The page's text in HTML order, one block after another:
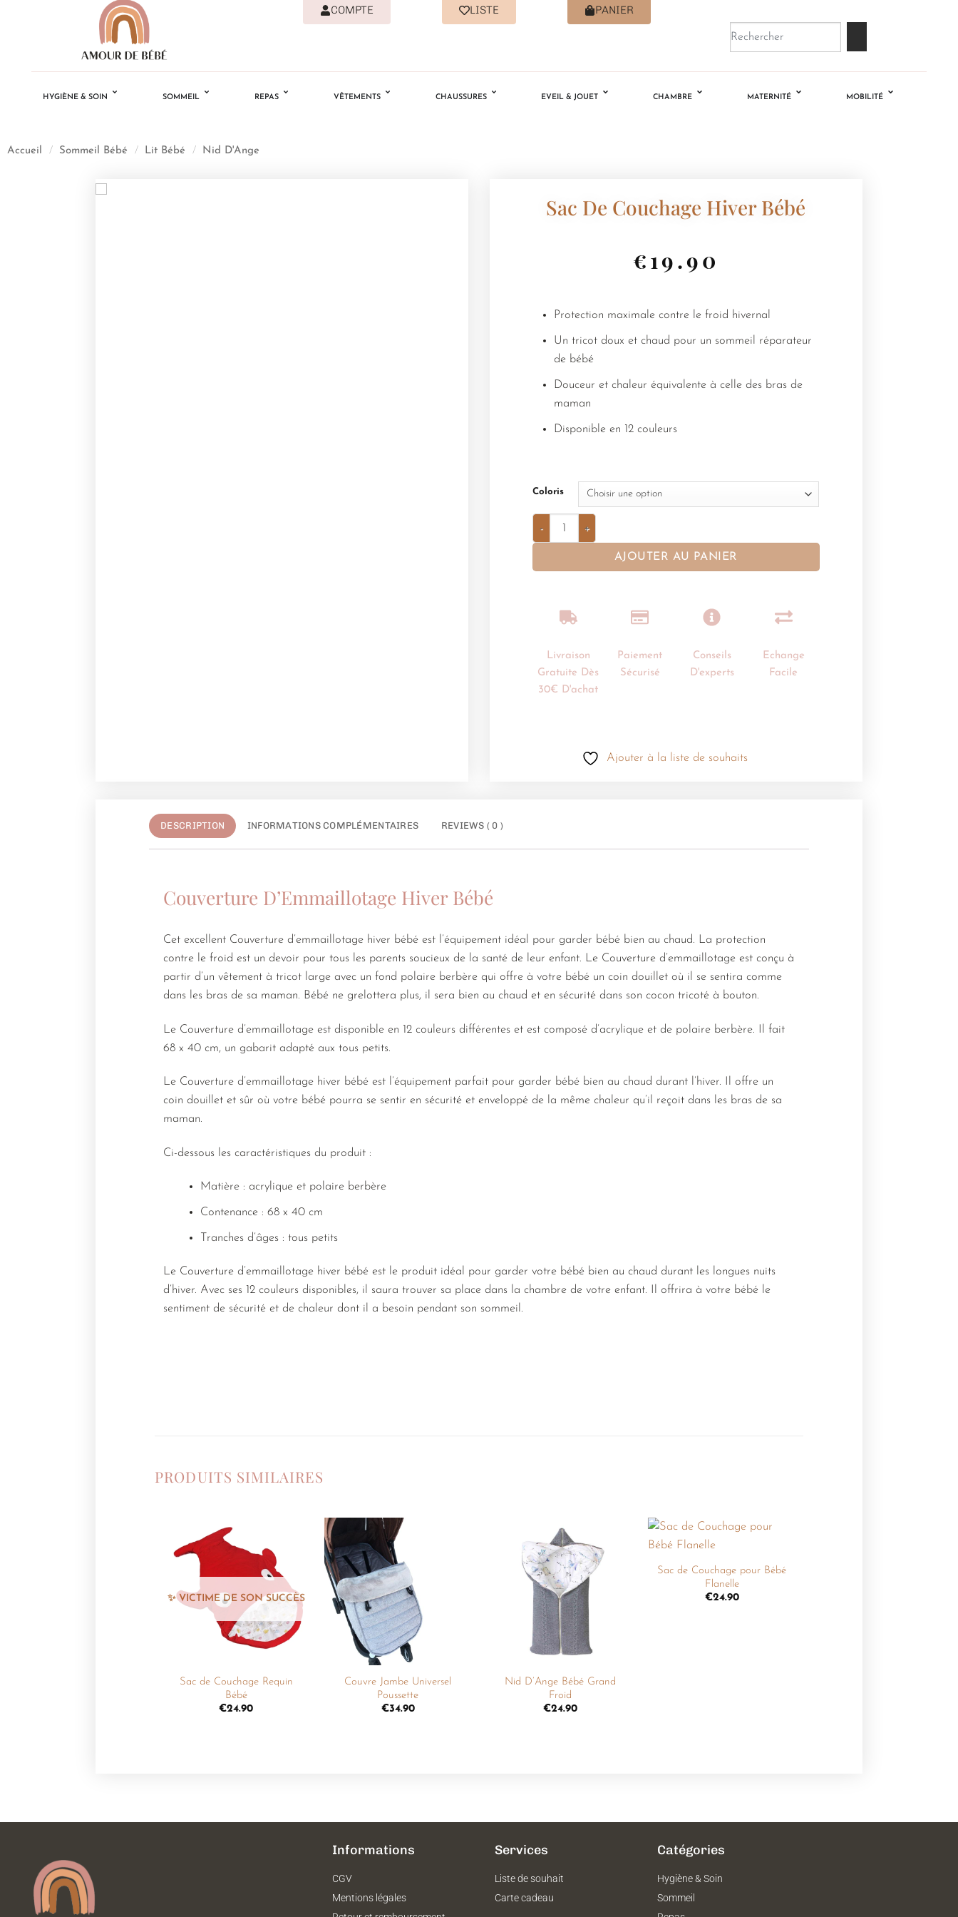
COMPTE LISTE PANIER
HYGIÈNE & SOIN SOMMEIL REPAS VÊTEMENTS CHAUSSURES EVEIL & JOUET CHAMBRE MATERNITÉ MOBILITÉ
Accueil / Sommeil Bébé / Lit Bébé / Nid D'Ange
Sac De Couchage Hiver Bébé
€19.90
Protection maximale contre le froid hivernal
Un tricot doux et chaud pour un sommeil réparateur
de bébé
Douceur et chaleur équivalente à celle des bras de
maman
Disponible en 12 couleurs
Coloris
AJOUTER AU PANIER
Livraison
Gratuite Dès
30€ D'achat
Paiement
Sécurisé
Conseils
D'experts
Echange
Facile
Ajouter à la liste de souhaits
DESCRIPTION INFORMATIONS COMPLÉMENTAIRES REVIEWS ( 0 )
Couverture D’Emmaillotage Hiver Bébé
Cet excellent Couverture d’emmaillotage hiver bébé est l’équipement idéal pour garder bébé bien au chaud. La protection
contre le froid est un devoir pour tous les parents soucieux de la santé de leur enfant. Le Couverture d’emmaillotage est conçu à
partir d’un vêtement à tricot large avec un fond polaire berbère qui offre à votre bébé un coin douillet où il se sentira comme
dans les bras de sa maman. Bébé ne grelottera plus, il sera bien au chaud et en sécurité dans son cocon tricoté à bouton.
Le Couverture d’emmaillotage est disponible en 12 couleurs différentes et est composé d’acrylique et de polaire berbère. Il fait
68 x 40 cm, un gabarit adapté aux tous petits.
Le Couverture d’emmaillotage hiver bébé est l’équipement parfait pour garder bébé bien au chaud durant l’hiver. Il offre un
coin douillet et sûr où votre bébé pourra se sentir en sécurité et enveloppé de la même chaleur qu’il reçoit dans les bras de sa
maman.
Ci-dessous les caractéristiques du produit :
Matière : acrylique et polaire berbère
Contenance : 68 x 40 cm
Tranches d’âges : tous petits
Le Couverture d’emmaillotage hiver bébé est le produit idéal pour garder votre bébé bien au chaud durant les longues nuits
d’hiver. Avec ses 12 couleurs disponibles, il saura trouver sa place dans la chambre de votre enfant. Il offrira à votre bébé le
sentiment de sécurité et de chaleur dont il a besoin pendant son sommeil.
PRODUITS SIMILAIRES
Ajouter
liste de
souhaits
Sac de Couchage Requin
Bébé
€24.90
Couvre Jambe Universel
Poussette
€34.90
Ajouter
Nid D’Ange Bébé Grand
Froid
€24.90
à la
+
Sac de Couchage pour Bébé
Flanelle
€24.90
Informations
CGV
Mentions légales
Services
Liste de souhait
Carte cadeau
Catégories
Hygiène & Soin
Sommeil